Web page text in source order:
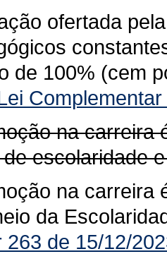
ofertada
de 100% (cem
na carreira
escolaridade
na carreira
da
263 de 15/12/